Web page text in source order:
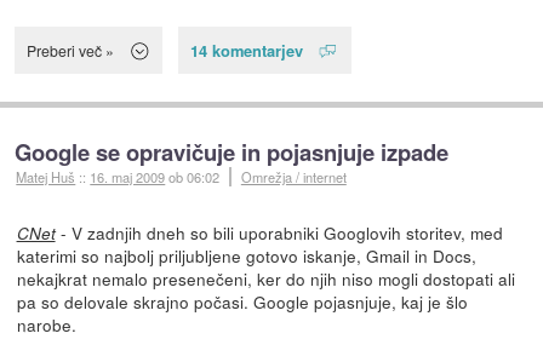
Preberi več » 14 komentarjev
Google se opravičuje in pojasnjuje izpade
Matej Huš :: 16. maj 2009ob 06:02 Omrežja / internet
CNet- V zadnjih dneh so bili uporabniki Googlovih storitev, med
katerimi so najbolj priljubljene gotovo iskanje, Gmail in Docs,
nekajkrat nemalo presenečeni, ker do njih niso mogli dostopati ali
pa so delovale skrajno počasi. Google pojasnjuje, kaj je šlo
narobe.